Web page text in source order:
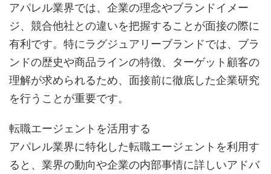
アパレル業界では、企業の理念やブランドイメー
ジ、競合他社との違いを把握することが面接の際に
有利です。特にラグジュアリーブランドでは、ブラ
ンドの歴史や商品ラインの特徴、ターゲット顧客の
理解が求められるため、面接前に徹底した企業研究
を行うことが重要です。
転職エージェントを活用する
アパレル業界に特化した転職エージェントを利用す
ると、業界の動向や企業の内部事情に詳しいアドバ